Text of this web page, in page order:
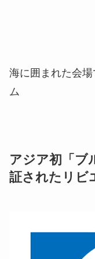
海に囲まれた会
ム
アジア初「ブ
証されたリビ